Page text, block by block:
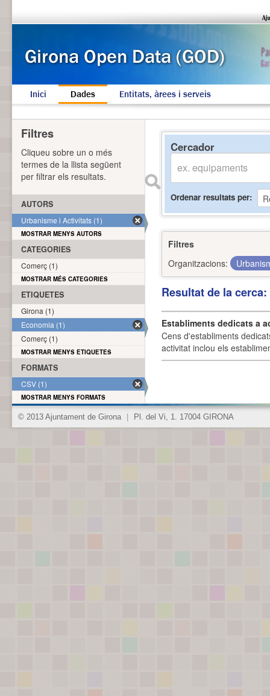
Inici Dades Entitats, àrees i serveis
Cercador
Ordenar resultats per
Filtres
Organitzacions:
Resultat de la
Establiments dedicats a
Cens d'establiments
activitat inclou els
Filtres
Cliqueu sobre un o més
termes de la llista següent
per filtrar els resultats.
AUTORS
Urbanisme i Activitats (1)
MOSTRAR MENYS AUTORS
CATEGORIES
Comerç (1)
MOSTRAR MÉS CATEGORIES
ETIQUETES
Girona (1)
Economia (1)
Comerç (1)
MOSTRAR MENYS ETIQUETES
FORMATS
CSV (1)
MOSTRAR MENYS FORMATS
© 2013 Ajuntament de Girona Pl. del Vi, 1. 17004 GIRONA